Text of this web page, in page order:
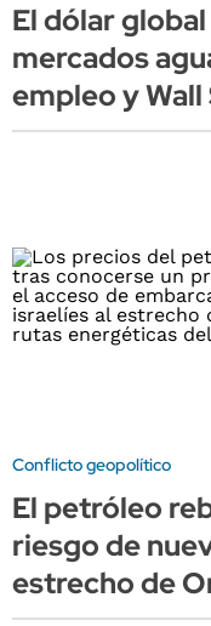
El dólar
mercados
empleo y
Conflicto geopolítico
El petróleo
riesgo de
estrecho de